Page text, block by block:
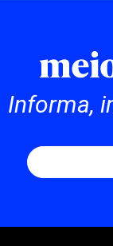
Informa,